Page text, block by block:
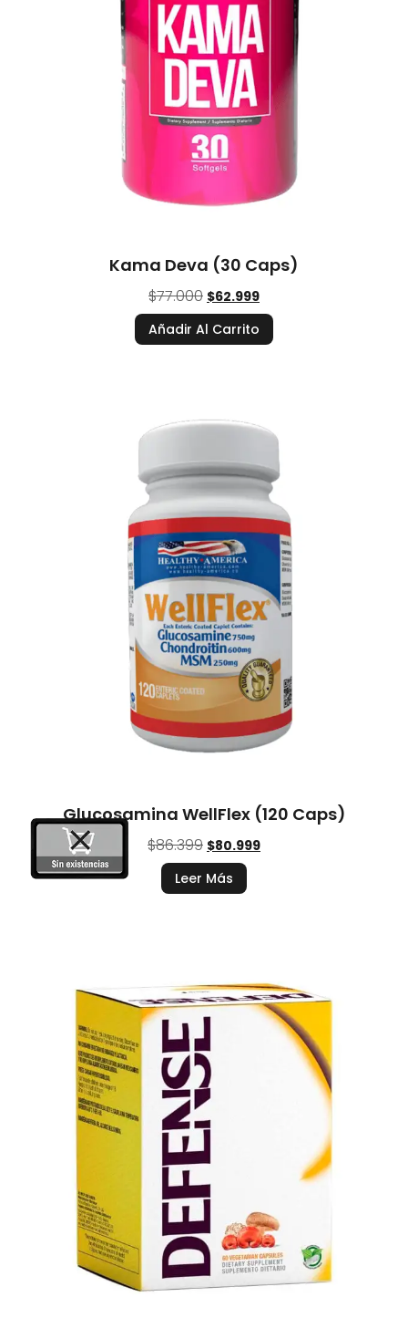
Kama Deva (30 Caps)
$77.000 $62.999
Añadir Al Carrito
Glucosamina WellFlex (120 Caps)
$86.399 $80.999
Leer Más